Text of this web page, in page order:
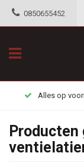
0850655452
Alles op